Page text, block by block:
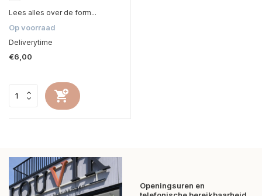
Lees alles over de form...
Op voorraad
Deliverytime
€6,00
Openingsuren en